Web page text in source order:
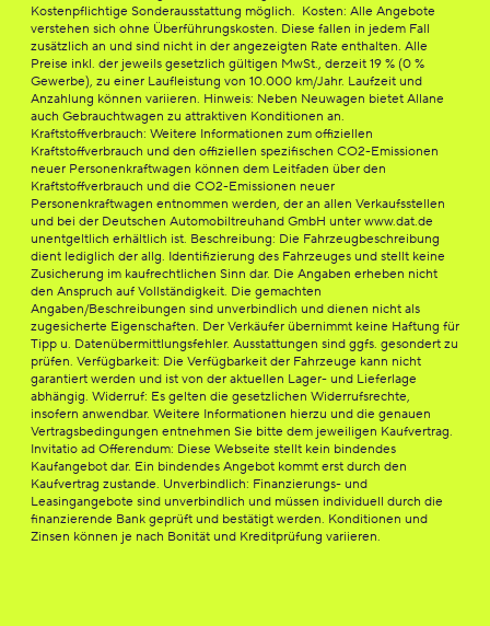
Kostenpflichtige Sonderausstattung möglich. Kosten: Alle Angebote
verstehen sich ohne Überführungskosten. Diese fallen in jedem Fall
zusätzlich an und sind nicht in der angezeigten Rate enthalten. Alle
Preise inkl. der jeweils gesetzlich gültigen MwSt., derzeit 19 % (0 %
Gewerbe), zu einer Laufleistung von 10.000 km/Jahr. Laufzeit und
Anzahlung können variieren. Hinweis: Neben Neuwagen bietet Allane
auch Gebrauchtwagen zu attraktiven Konditionen an.
Kraftstoffverbrauch: Weitere Informationen zum offiziellen
Kraftstoffverbrauch und den offiziellen spezifischen CO2-Emissionen
neuer Personenkraftwagen können dem Leitfaden über den
Kraftstoffverbrauch und die CO2-Emissionen neuer
Personenkraftwagen entnommen werden, der an allen Verkaufsstellen
und bei der Deutschen Automobiltreuhand GmbH unter www.dat.de
unentgeltlich erhältlich ist. Beschreibung: Die Fahrzeugbeschreibung
dient lediglich der allg. Identifizierung des Fahrzeuges und stellt keine
Zusicherung im kaufrechtlichen Sinn dar. Die Angaben erheben nicht
den Anspruch auf Vollständigkeit. Die gemachten
Angaben/Beschreibungen sind unverbindlich und dienen nicht als
zugesicherte Eigenschaften. Der Verkäufer übernimmt keine Haftung für
Tipp u. Datenübermittlungsfehler. Ausstattungen sind ggfs. gesondert zu
prüfen. Verfügbarkeit: Die Verfügbarkeit der Fahrzeuge kann nicht
garantiert werden und ist von der aktuellen Lager- und Lieferlage
abhängig. Widerruf: Es gelten die gesetzlichen Widerrufsrechte,
insofern anwendbar. Weitere Informationen hierzu und die genauen
Vertragsbedingungen entnehmen Sie bitte dem jeweiligen Kaufvertrag.
Invitatio ad Offerendum: Diese Webseite stellt kein bindendes
Kaufangebot dar. Ein bindendes Angebot kommt erst durch den
Kaufvertrag zustande. Unverbindlich: Finanzierungs- und
Leasingangebote sind unverbindlich und müssen individuell durch die
finanzierende Bank geprüft und bestätigt werden. Konditionen und
Zinsen können je nach Bonität und Kreditprüfung variieren.